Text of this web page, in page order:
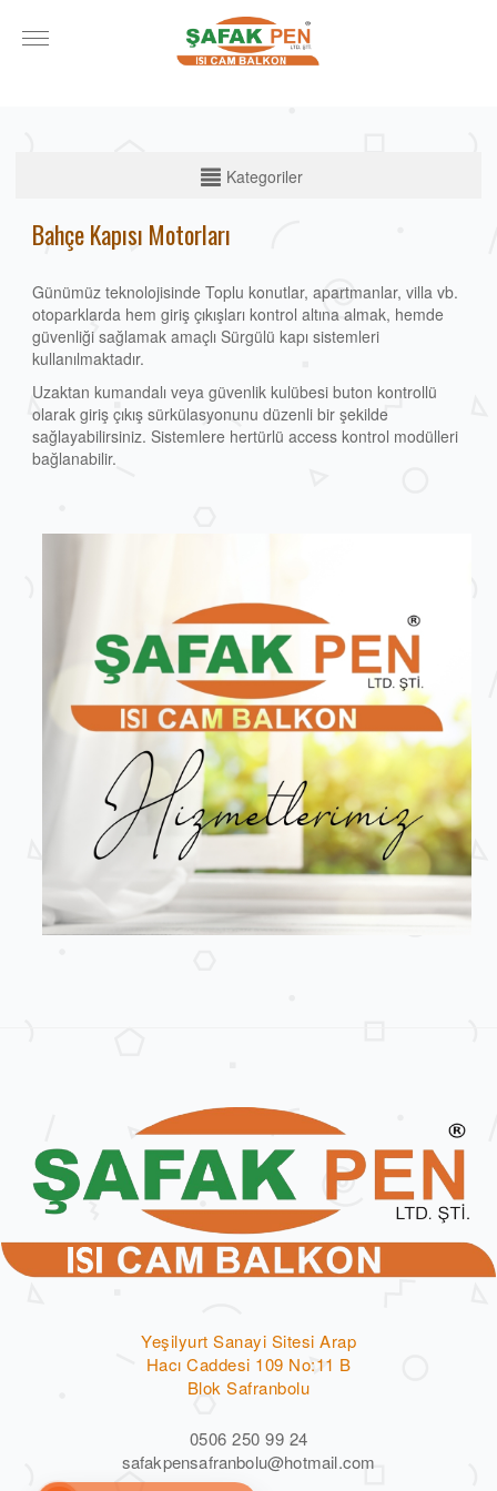
Alüminyum Doğrama
Alüminyum Korkuluk
Otomatik Panjur
Fotoselli Kapılar
Bahçe Kapısı Motorları
Sineklik Sistemleri
Kategoriler
Bahçe Kapısı Motorları
Günümüz teknolojisinde Toplu konutlar, apartmanlar, villa vb.
otoparklarda hem giriş çıkışları kontrol altına almak, hemde
güvenliği sağlamak amaçlı Sürgülü kapı sistemleri
kullanılmaktadır.
Uzaktan kumandalı veya güvenlik kulübesi buton kontrollü
olarak giriş çıkış sürkülasyonunu düzenli bir şekilde
sağlayabilirsiniz. Sistemlere hertürlü access kontrol modülleri
bağlanabilir.
Yeşilyurt Sanayi Sitesi Arap
Hacı Caddesi 109 No:11 B
Blok Safranbolu
0506 250 99 24
safakpensafranbolu@hotmail.com